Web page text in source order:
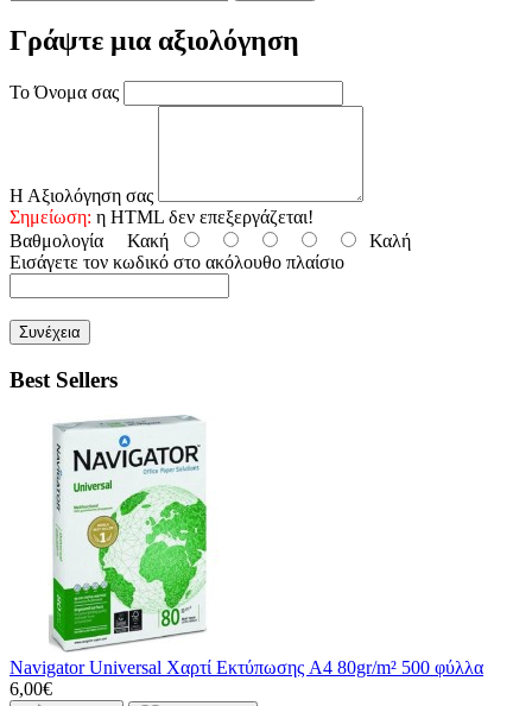
Γράψτε μια αξιολόγηση
Το Όνομα σας
Η Αξιολόγηση σας
Σημείωση: η HTML δεν επεξεργάζεται!
Βαθμολογία Κακή
Καλή
Εισάγετε τον κωδικό στο ακόλουθο πλαίσιο
Συνέχεια
Best Sellers
Navigator Universal Χαρτί Εκτύπωσης A4 80gr/m² 500 φύλλα
6,00€